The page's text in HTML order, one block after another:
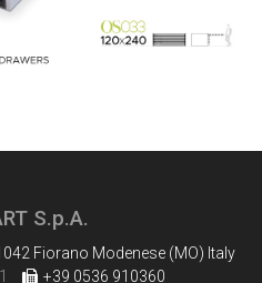
S.p.A.
Fiorano Modenese (MO) Italy
+39 0536 910360